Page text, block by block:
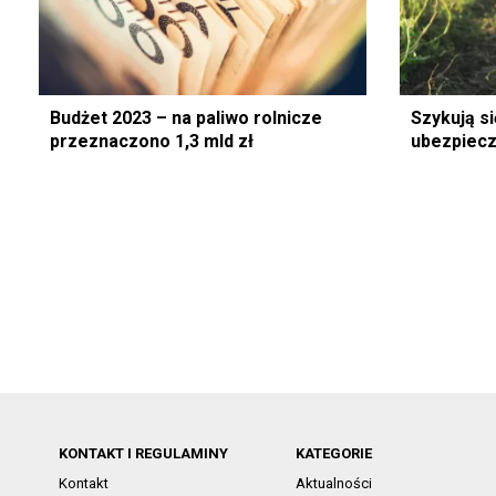
Budżet 2023 – na paliwo rolnicze
przeznaczono 1,3 mld zł
Szykują
KONTAKT I REGULAMINY
Kontakt
KATEGORIE
Aktualności